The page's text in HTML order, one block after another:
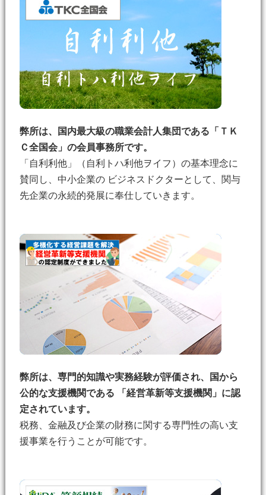
弊所は、国内最大級の職業会計人集団である「ＴＫ
Ｃ全国会」の会員事務所です。
「自利利他」（自利トハ利他ヲイフ）の基本理念に
賛同し、中小企業の ビジネスドクターとして、関与
先企業の永続的発展に奉仕していきます。
弊所は、専門的知識や実務経験が評価され、国から
公的な支援機関である 「経営革新等支援機関」に認
定されています。
税務、金融及び企業の財務に関する専門性の高い支
援事業を行うことが可能です。